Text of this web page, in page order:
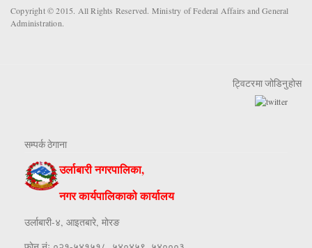
Copyright © 2015. All Rights Reserved. Ministry of Federal Affairs and General
Administration.
ट्विटरमा जोडिनुहोस
सम्पर्क ठेगाना
उर्लाबारी नगरपालिका,
नगर कार्यपालिकाको कार्यालय
उर्लाबारी-४, आइतबारे, माेरङ